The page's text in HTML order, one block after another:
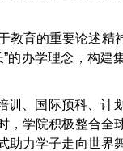
教育的重要论述精
的办学理念，构建
训、国际预科、计
学院积极整合全
助力学子走向世界